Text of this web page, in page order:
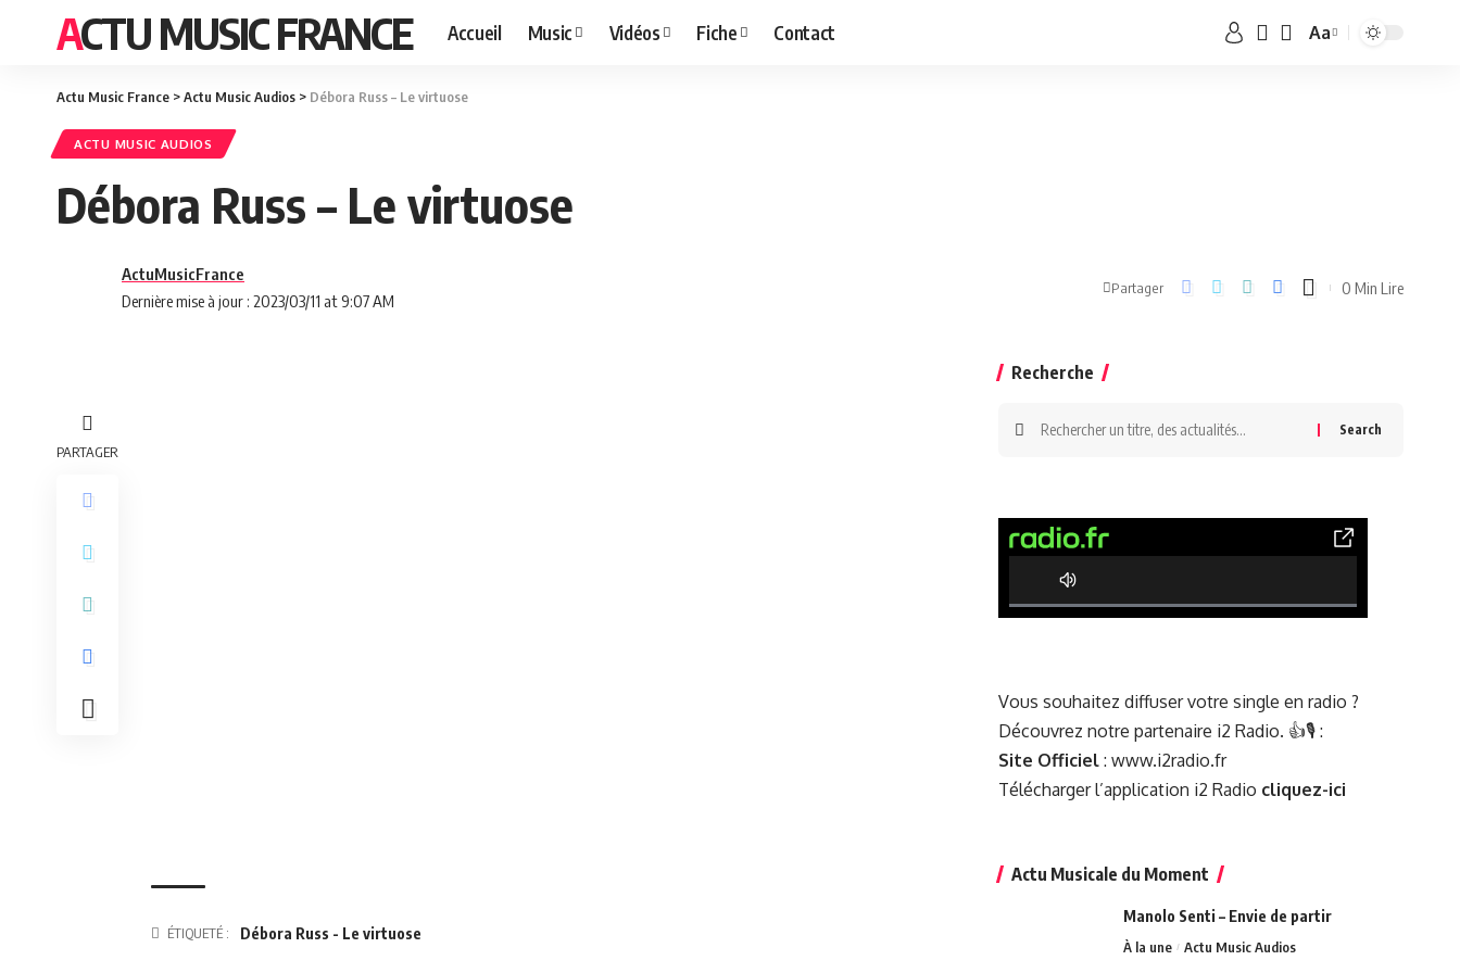
ACTU MUSIC FRANCE Accueil Music Vidéos Fiche Contact Aa
Actu Music France >Actu Music Audios > Débora Russ – Le virtuose
ACTU MUSIC AUDIOS
Débora Russ – Le virtuose
Dernière mise à jour : 2023/03/11 at 9:07 AM
ActuMusicFrance
Partager 0 Min Lire
PARTAGER
ÉTIQUETÉ : Débora Russ - Le virtuose
Recherche
0% Complete
Vous souhaitez diffuser votre single en radio ?
Découvrez notre partenaire i2 Radio. 👍🎙️ :
Site Officiel: www.i2radio.fr
Télécharger l’application i2 Radio cliquez-ici
Actu Musicale du Moment
Manolo Senti – Envie de partir
À la une Actu Music Audios